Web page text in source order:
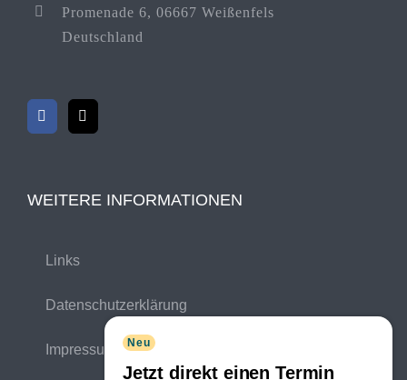
Neu
Jetzt direkt einen Termin
Promenade 6, 06667 Weißenfels
Deutschland
WEITERE INFORMATIONEN
Links
Datenschutzerklärung
Impressum